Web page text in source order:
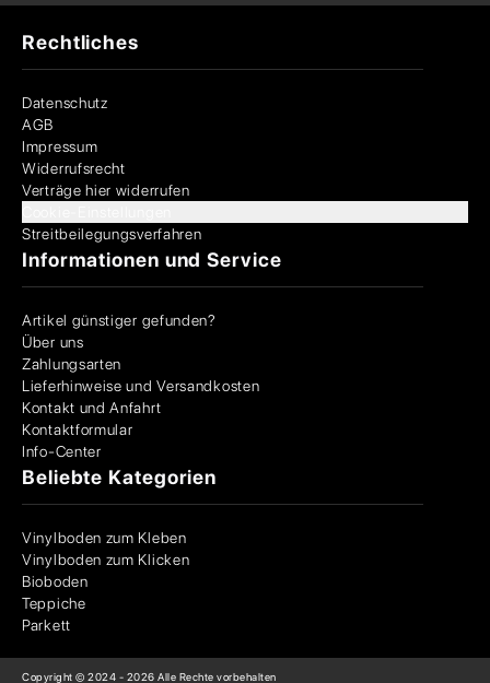
Rechtliches
Datenschutz
AGB
Impressum
Widerrufsrecht
Verträge hier widerrufen
Streitbeilegungsverfahren
Informationen und Service
Artikel günstiger gefunden?
Über uns
Zahlungsarten
Lieferhinweise und Versandkosten
Kontakt und Anfahrt
Kontaktformular
Info-Center
Beliebte Kategorien
Vinylboden zum Kleben
Vinylboden zum Klicken
Bioboden
Teppiche
Parkett
Copyright © 2024 - 2026 Alle Rechte vorbehalten